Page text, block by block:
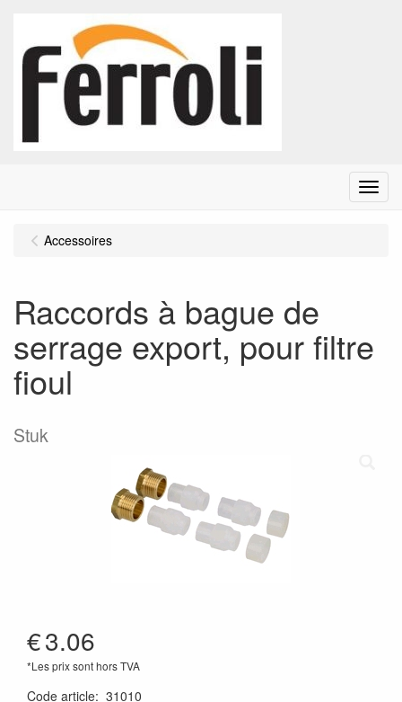
Menu
Accessoires
Raccords à bague de
serrage export, pour filtre
fioul
Stuk
€3.06
*Les prix sont hors TVA
Code article: 31010